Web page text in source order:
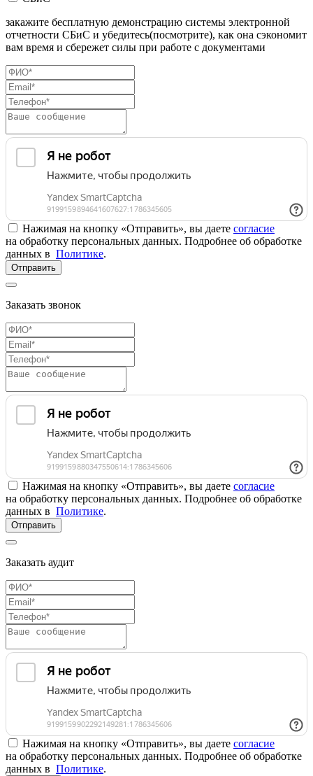
закажите бесплатную демонстрацию системы электронной
отчетности СБиС и убедитесь(посмотрите), как она сэкономит
вам время и сбережет силы при работе с документами
Нажимая на кнопку «Отправить», вы даете согласие
на обработку персональных данных. Подробнее об обработке
данных в Политике.
Отправить
Заказать звонок
Нажимая на кнопку «Отправить», вы даете согласие
на обработку персональных данных. Подробнее об обработке
данных в Политике.
Отправить
Заказать аудит
Нажимая на кнопку «Отправить», вы даете согласие
на обработку персональных данных. Подробнее об обработке
данных в Политике.